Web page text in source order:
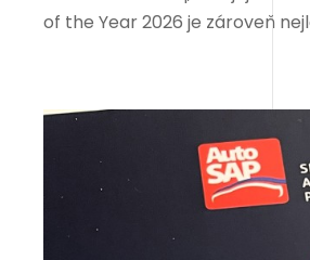
of the Year 2026 je zároveň